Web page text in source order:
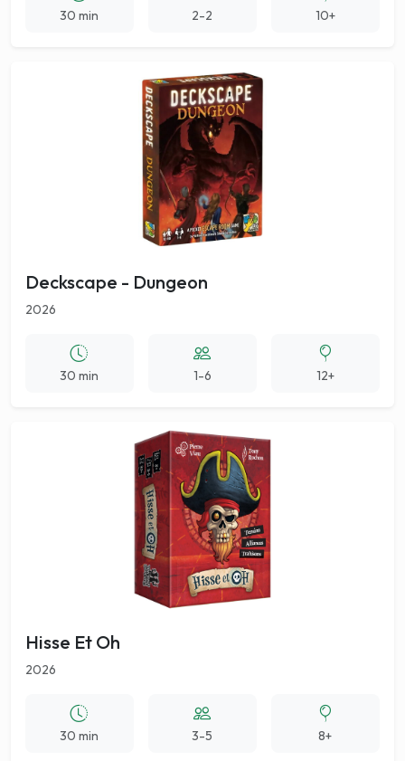
30 min 2-2 10+
Deckscape - Dungeon
2026
30 min 1-6 12+
Hisse Et Oh
2026
30 min 3-5 8+